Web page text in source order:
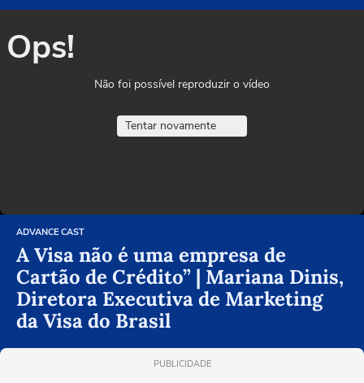
Ops!
Não foi possível reproduzir o vídeo
Tentar novamente
ADVANCE CAST
A Visa não é uma empresa de
Cartão de Crédito” | Mariana Dinis,
Diretora Executiva de Marketing
da Visa do Brasil
PUBLICIDADE